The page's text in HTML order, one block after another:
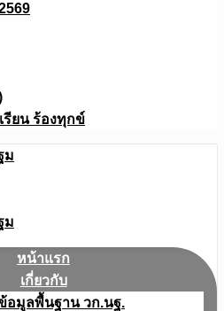
รียน ร้องทุกข์
หน้าแรก
เกี่ยวกับ
อมูลพื้นฐาน วก.นฐ.